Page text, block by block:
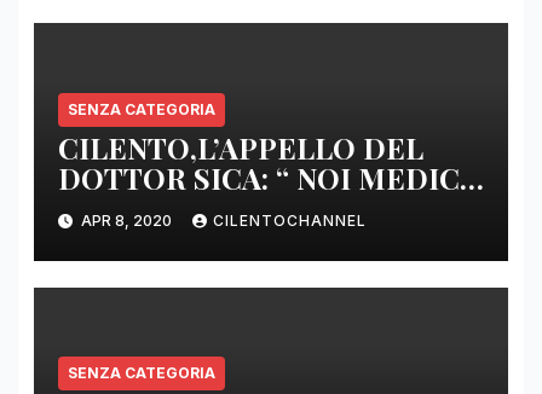
SENZA CATEGORIA
CILENTO,L’APPELLO DEL
DOTTOR SICA: “ NOI MEDICI
DI BASE SIAMO SENZA ARMI
E SENZA PRESIDI”
APR 8, 2020 CILENTOCHANNEL
SENZA CATEGORIA